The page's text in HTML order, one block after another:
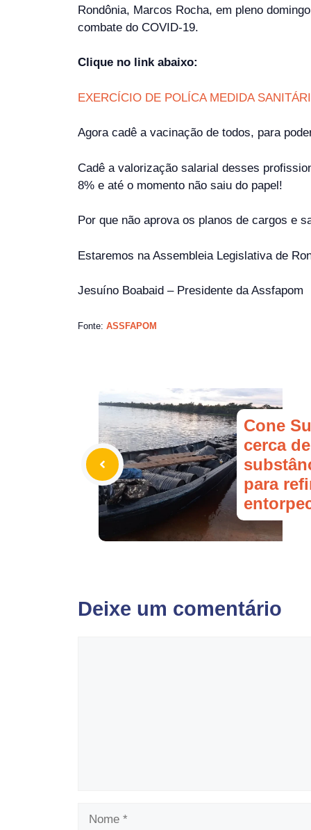
Rondônia, Marcos Rocha, em pleno
combate do COVID-19.
Clique no link abaixo:
EXERCÍCIO DE POLÍCA MEDIDA
Agora cadê a vacinação de todos, para
Cadê a valorização salarial desses
8% e até o momento não saiu do papel!
Por que não aprova os planos de cargos e
Estaremos na Assembleia Legislativa de
Jesuíno Boabaid – Presidente da Assfapom
Fonte: ASSFAPOM
Cone
cerca
para
Deixe um comentário